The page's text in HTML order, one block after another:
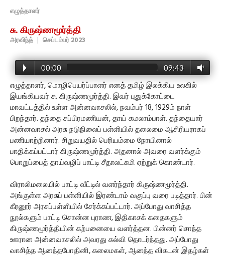
எழுத்தாளர்
சு. கிருஷ்ணமூர்த்தி
அரவிந்த் | செப்டம்பர் 2023
00:00 09:43
எழுத்தாளர், மொழிபெயர்ப்பாளர் எனத் தமிழ் இலக்கிய உலகில்
இயங்கியவர் சு. கிருஷ்ணமூர்த்தி. இவர் புதுக்கோட்டை
மாவட்டத்தில் உள்ள அன்னவாசலில், நவம்பர் 18, 1929ம் நாள்
பிறந்தார். தந்தை சுப்பிரமணியன், தாய் கமலாம்பாள். தந்தையார்
அன்னவாசல் அரசு நடுநிலைப் பள்ளியில் தலைமை ஆசிரியராகப்
பணியாற்றினார். சிறுவயதில் பெரியம்மை நோயினால்
பாதிக்கப்பட்டார் கிருஷ்ணமூர்த்தி. அதனால் அவரை வளர்க்கும்
பொறுப்பைத் தாய்வழிப் பாட்டி சீதாலட்சுமி ஏற்றுக் கொண்டார்.
விராலிமலையில் பாட்டி வீட்டில் வளர்ந்தார் கிருஷ்ணமூர்த்தி.
அங்குள்ள அரசுப் பள்ளியில் இரண்டாம் வகுப்பு வரை படித்தார். பின்
கீரனூர் அரசுப்பள்ளியில் சேர்க்கப்பட்டார். அப்போது வாசித்த
நூல்களும் பாட்டி சொன்ன புராண, இதிகாசக் கதைகளும்
கிருஷ்ணமூர்த்தியின் கற்பனையை வளர்த்தன. பின்னர் சொந்த
ஊரான அன்னவாசலில் அவரது கல்வி தொடர்ந்தது. அப்போது
வாசித்த ஆனந்தபோதினி, கலைமகள், ஆனந்த விகடன் இதழ்கள்